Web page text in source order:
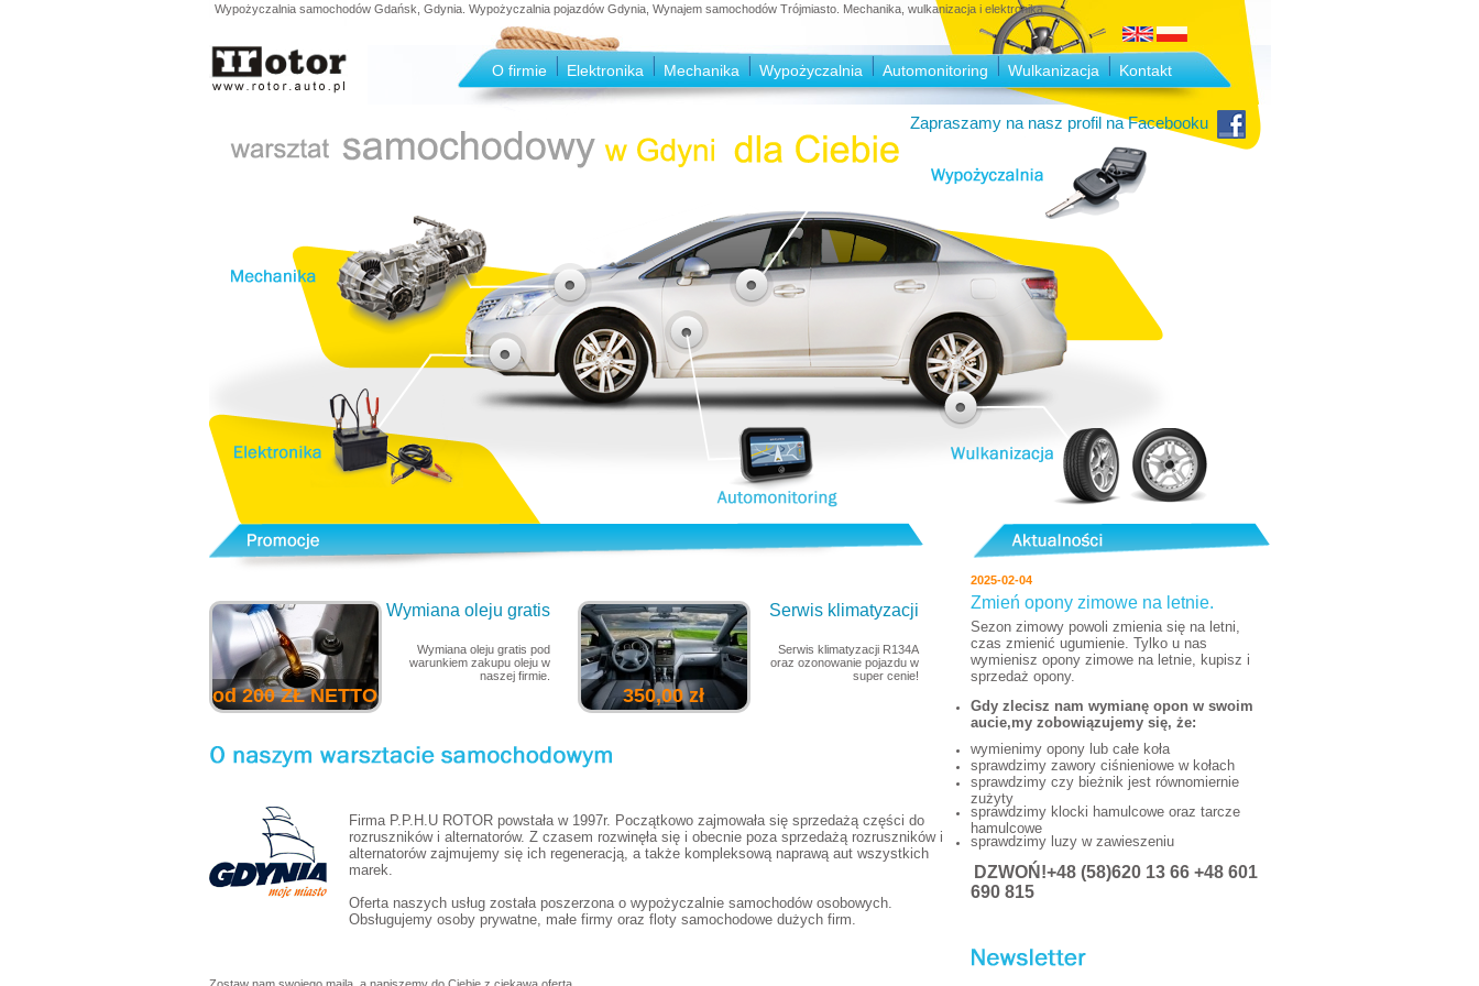
Wypożyczalnia samochodów Gdańsk, Gdynia. Wypożyczalnia pojazdów Gdynia, Wynajem samochodów Trójmiasto. Mechanika, wulkanizacja i elektronika.
O firmie Elektronika Mechanika Wypożyczalnia Automonitoring Wulkanizacja Kontakt
Zapraszamy na nasz profil na Facebooku
od 200 ZŁ NETTO
Wymiana oleju gratis
Wymiana oleju gratis pod
warunkiem zakupu oleju w
naszej firmie.
350,00 zł
Serwis klimatyzacji
Serwis klimatyzacji R134A
oraz ozonowanie pojazdu w
super cenie!
Firma P.P.H.U ROTOR powstała w 1997r. Początkowo zajmowała się sprzedażą części do
rozruszników i alternatorów. Z czasem rozwinęła się i obecnie poza sprzedażą rozruszników i
alternatorów zajmujemy się ich regeneracją, a także kompleksową naprawą aut wszystkich
marek.
Oferta naszych usług została poszerzona o wypożyczalnie samochodów osobowych.
Obsługujemy osoby prywatne, małe firmy oraz floty samochodowe dużych firm.
2025-02-04
Zmień opony zimowe na letnie.
Sezon zimowy powoli zmienia się na letni,
czas zmienić ugumienie. Tylko u nas
wymienisz opony zimowe na letnie, kupisz i
sprzedaż opony.
Gdy zlecisz nam wymianę opon w swoim
aucie,my zobowiązujemy się, że:
wymienimy opony lub całe koła
sprawdzimy zawory ciśnieniowe w kołach
sprawdzimy czy bieżnik jest równomiernie
zużyty
sprawdzimy klocki hamulcowe oraz tarcze
hamulcowe
sprawdzimy luzy w zawieszeniu
DZWOŃ !+48 (58)620 13 66 +48 601
690 815